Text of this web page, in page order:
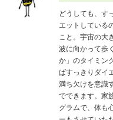
どうしても、す
エットしている
こと。宇宙の大
波に向かって歩
か」のタイミン
ばすっきりダイ
満ち欠けを意識
でできます。家
グラムで、体も